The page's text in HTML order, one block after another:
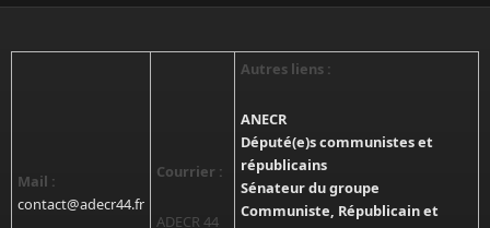
Mail :
contact@adecr44.fr
Courrier :
ADECR 44
Autres liens :
ANECR
Député(e)s communistes et
républicains
Sénateur du groupe
Communiste, Républicain et